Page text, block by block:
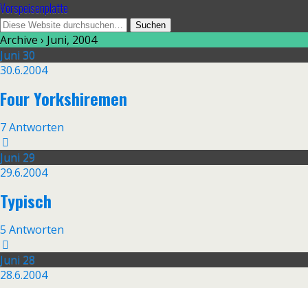
Vorspeisenplatte
Archive › Juni, 2004
Juni 30
30.6.2004
Four Yorkshiremen
7 Antworten
Juni 29
29.6.2004
Typisch
5 Antworten
Juni 28
28.6.2004